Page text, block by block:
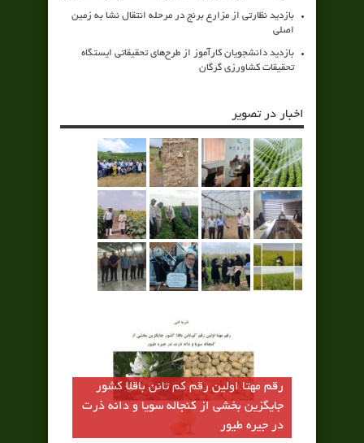
بازدید نظارتی از مزارع برنج در مرحله انتقال نشا به زمین
اصلی
بازدید دانشجویان کارآموز از طرح‌های تحقیقاتی ایستگاه
تحقیقات کشاورزی گرگان
اخبار در تصویر
رقم مهتا اولين رقم كم تانن باقلا كشور
جايگزين بخشي از كنجاله سويا و دانه ذرت
در جيره طيور